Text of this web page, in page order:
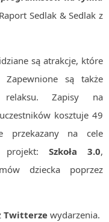
Sedlak & Sedlak z
są atrakcje, które
Zapewnione są także
Zapisy na
kosztuje 49
przekazany na cele
projekt:Szkoła 3.0,
dziecka poprzez
Twitterze wydarzenia.